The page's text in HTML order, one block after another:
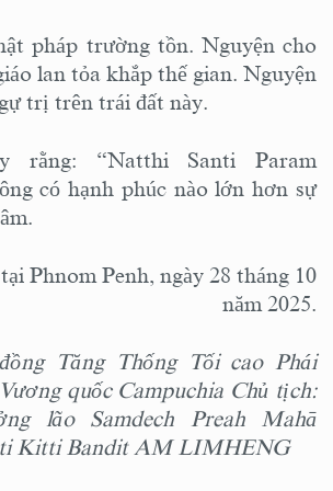
pháp trường tồn. Nguyện cho
lan tỏa khắp thế gian. Nguyện
trị trên trái đất này.
rằng: “Natthi Santi Param
có hạnh phúc nào lớn hơn sự
Phnom Penh, ngày 28 tháng 10
năm 2025.
Tăng Thống Tối cao Phái
quốc Campuchia Chủ tịch:
lão Samdech Preah Mahā
Kitti Bandit AM LIMHENG